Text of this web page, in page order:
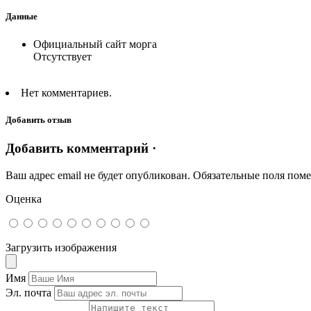
Данные
Официальный сайт морга
Отсутствует
Нет комментариев.
Добавить отзыв
Добавить комментарий ·
Ваш адрес email не будет опубликован. Обязательные поля
Оценка
Загрузить изображения
Имя
Эл. почта